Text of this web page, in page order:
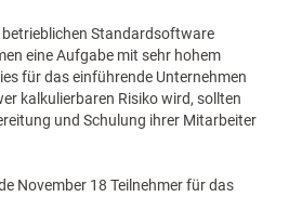
betrieblichen Standardsoftware
eine Aufgabe mit sehr hohem
für das einführende Unternehmen
kalkulierbaren Risiko wird, sollten
und Schulung ihrer Mitarbeiter
November 18 Teilnehmer für das